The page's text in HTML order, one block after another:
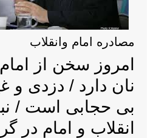
مصادره امام وانقلاب
امروز سخن از
نان دارد / دزدی و
بی حجابی است /
انقلاب و امام در